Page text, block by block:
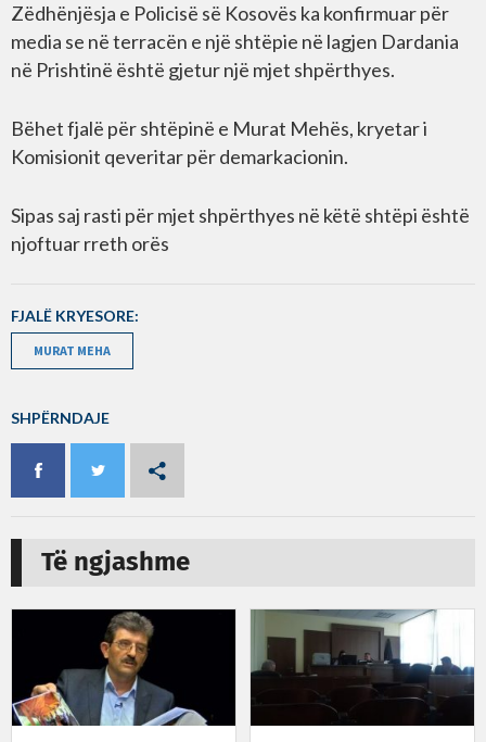
Zëdhënjësja e Policisë së Kosovës ka konfirmuar për
media se në terracën e një shtëpie në lagjen Dardania
në Prishtinë është gjetur një mjet shpërthyes.
Bëhet fjalë për shtëpinë e Murat Mehës, kryetar i
Komisionit qeveritar për demarkacionin.
Sipas saj rasti për mjet shpërthyes në këtë shtëpi është
njoftuar rreth orës
FJALË KRYESORE:
MURAT MEHA
SHPËRNDAJE
Të ngjashme